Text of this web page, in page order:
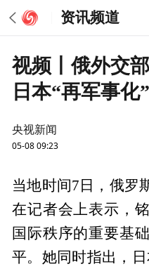
资讯频道
视频丨俄外交
日本“再军事化
央视新闻
05-08 09:23
当地时间7日，俄罗
在记者会上表示，
国际秩序的重要基
平。她同时指出，